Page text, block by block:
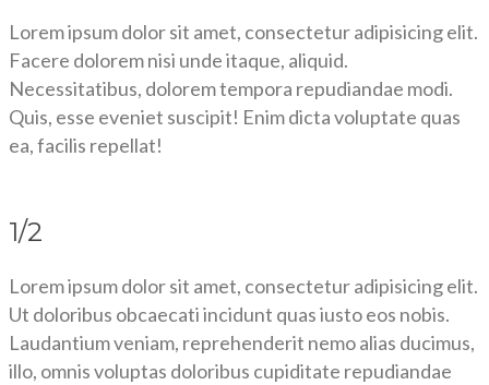
Lorem ipsum dolor sit amet, consectetur adipisicing elit.
Facere dolorem nisi unde itaque, aliquid.
Necessitatibus, dolorem tempora repudiandae modi.
Quis, esse eveniet suscipit! Enim dicta voluptate quas
ea, facilis repellat!
1/2
Lorem ipsum dolor sit amet, consectetur adipisicing elit.
Ut doloribus obcaecati incidunt quas iusto eos nobis.
Laudantium veniam, reprehenderit nemo alias ducimus,
illo, omnis voluptas doloribus cupiditate repudiandae